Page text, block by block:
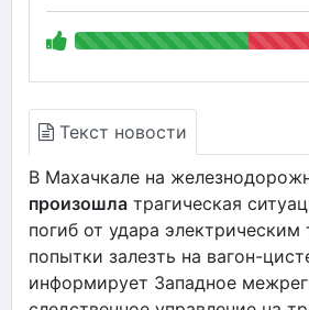
Текст новости
В Махачкале на
произошла трагическая
погиб от удара
попытки залезть на вагон-
информирует Западное